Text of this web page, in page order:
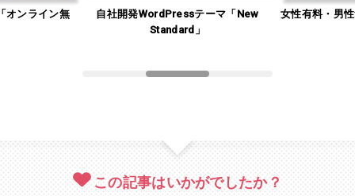
オンライン無
自社開発WordPressテーマ「New
Standard」
女性有料・男
この記事はいかがでしたか？